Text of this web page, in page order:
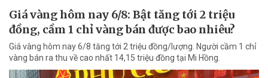
Giá vàng hôm nay 6/8: Bật tăng tới 2 triệu
đồng, cầm 1 chỉ vàng bán được bao nhiêu?
Giá vàng hôm nay 6/8 tăng tới 2 triệu đồng/lượng. Người cầm 1 chỉ
vàng bán ra thu về cao nhất 14,15 triệu đồng tại Mi Hồng.